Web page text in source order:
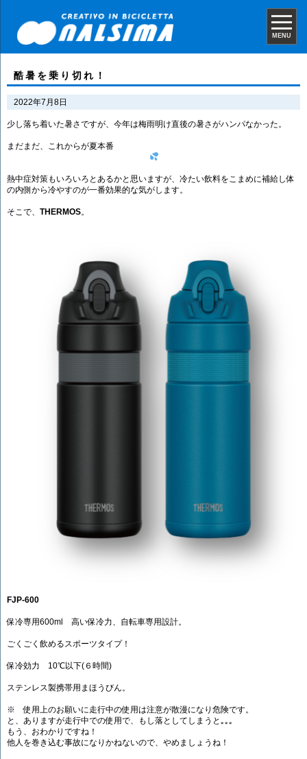
MENU
酷暑を乗り切れ！
2022年7月8日
少し落ち着いた暑さですが、今年は梅雨明け直後の暑さがハンパなかった。
まだまだ、これからが夏本番
熱中症対策もいろいろとあるかと思いますが、冷たい飲料をこまめに補給し体
の内側から冷やすのが一番効果的な気がします。
そこで、 THERMOS。
FJP-600
保冷専用600ml 高い保冷力、自転車専用設計。
ごくごく飲めるスポーツタイプ！
保冷効力 10℃以下(６時間)
ステンレス製携帯用まほうびん。
※ 使用上のお願いに走行中の使用は注意が散漫になり危険です。
と、ありますが走行中での使用で、もし落としてしまうと｡｡｡
もう、おわかりですね！
他人を巻き込む事故になりかねないので、やめましょうね！